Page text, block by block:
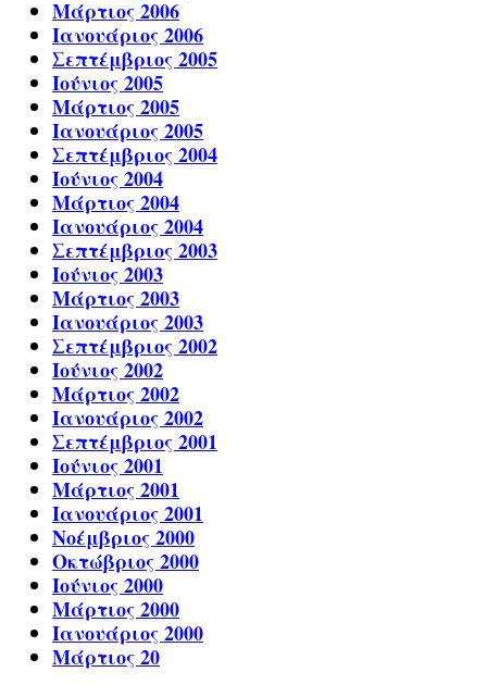
Μάρτιος 2006
Ιανουάριος 2006
Σεπτέμβριος 2005
Ιούνιος 2005
Μάρτιος 2005
Ιανουάριος 2005
Σεπτέμβριος 2004
Ιούνιος 2004
Μάρτιος 2004
Ιανουάριος 2004
Σεπτέμβριος 2003
Ιούνιος 2003
Μάρτιος 2003
Ιανουάριος 2003
Σεπτέμβριος 2002
Ιούνιος 2002
Μάρτιος 2002
Ιανουάριος 2002
Σεπτέμβριος 2001
Ιούνιος 2001
Μάρτιος 2001
Ιανουάριος 2001
Νοέμβριος 2000
Οκτώβριος 2000
Ιούνιος 2000
Μάρτιος 2000
Ιανουάριος 2000
Μάρτιος 20